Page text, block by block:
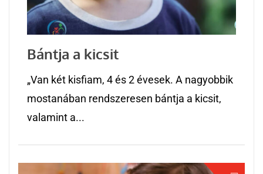
Bántja a kicsit
„Van két kisfiam, 4 és 2 évesek. A nagyobbik
mostanában rendszeresen bántja a kicsit,
valamint a...